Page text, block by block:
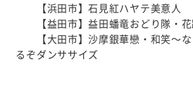
【浜田市】石見紅ハヤテ美意人
【益田市】益田蟠竜おどり隊・花
【大田市】沙摩銀華戀・和笑～な
るぞダンササイズ